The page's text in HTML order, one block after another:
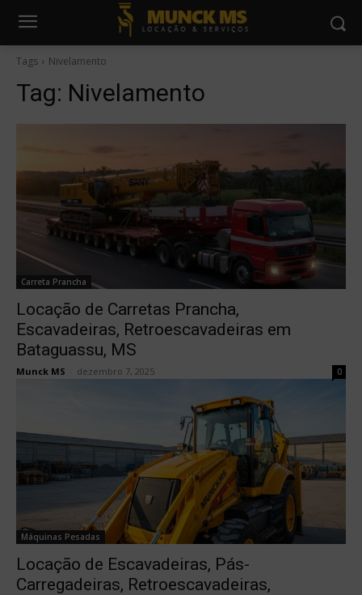
Tags Nivelamento
Tag: Nivelamento
Carreta Prancha
Locação de Carretas Prancha,
Escavadeiras, Retroescavadeiras em
Bataguassu, MS
Munck MS dezembro 7, 2025 0
Máquinas Pesadas
Locação de Escavadeiras, Pás-
Carregadeiras, Retroescavadeiras,